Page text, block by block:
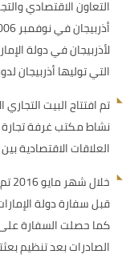
التعاون الاقتصادي
التي توليها أذربيجان
نشاط مكتب غرفة
العلاقات الاقتصادية
قبل سفارة دولة
كما حصلت السفارة
الصادرات بعد تنظيم